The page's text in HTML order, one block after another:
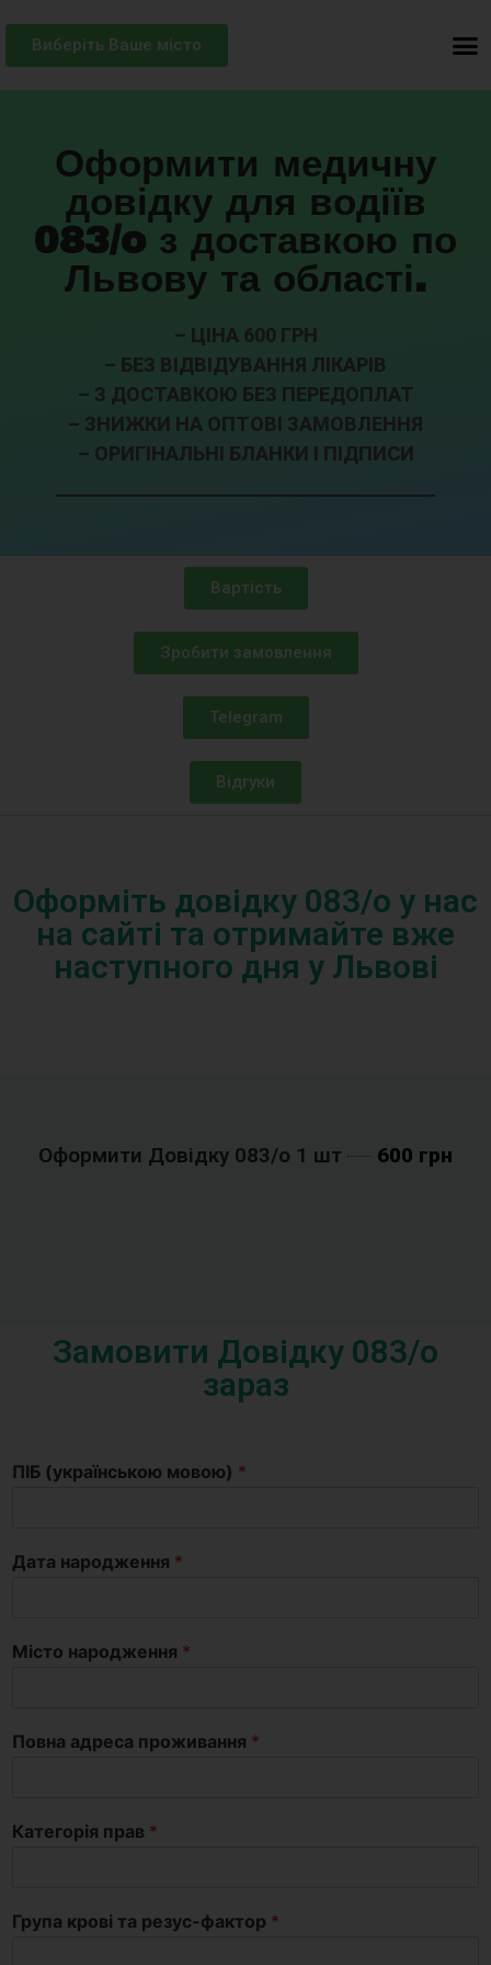
Виберіть Ваше місто
Оформити медичну
довідку для водіїв
083/o з доставкою по
Львову та області.
– ЦІНА 600 ГРН
– БЕЗ ВІДВІДУВАННЯ ЛІКАРІВ
– З ДОСТАВКОЮ БЕЗ ПЕРЕДОПЛАТ
– ЗНИЖКИ НА ОПТОВІ ЗАМОВЛЕННЯ
– ОРИГІНАЛЬНІ БЛАНКИ І ПІДПИСИ
Вартість
Зробити замовлення
Telegram
Відгуки
Оформіть довідку 083/o у нас
на сайті та отримайте вже
наступного дня у Львові
Оформити Довідку 083/o 1 шт 600 грн
Замовити Довідку 083/o
зараз
ПІБ (українською мовою) *
Дата народження *
Місто народження *
Повна адреса проживання *
Категорія прав *
Група крові та резус-фактор *